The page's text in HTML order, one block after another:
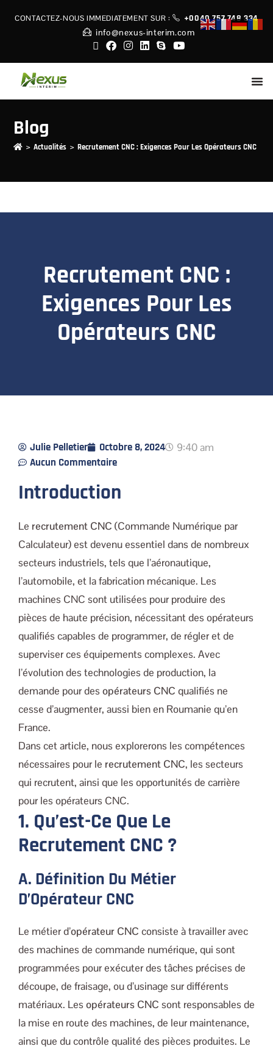
CONTACTEZ-NOUS IMMEDIATEMENT SUR :
+0040 757 748 334
info@nexus-interim.com
Blog
> Actualités > Recrutement CNC : Exigences Pour Les Opérateurs CNC
Recrutement CNC :
Exigences Pour Les
Opérateurs CNC
Julie Pelletier Octobre 8, 2024
9:40 am
Aucun Commentaire
Introduction
Le recrutement CNC (Commande Numérique par
Calculateur) est devenu essentiel dans de nombreux
secteurs industriels, tels que l’aéronautique,
l’automobile, et la fabrication mécanique. Les
machines CNC sont utilisées pour produire des
pièces de haute précision, nécessitant des opérateurs
qualifiés capables de programmer, de régler et de
superviser ces équipements complexes. Avec
l’évolution des technologies de production, la
demande pour des opérateurs CNC qualifiés ne
cesse d’augmenter, aussi bien en Roumanie qu’en
France.
Dans cet article, nous explorerons les compétences
nécessaires pour le recrutement CNC, les secteurs
qui recrutent, ainsi que les opportunités de carrière
pour les opérateurs CNC.
1. Qu’est-Ce Que Le
Recrutement CNC ?
A. Définition Du Métier
D’Opérateur CNC
Le métier d’opérateur CNC consiste à travailler avec
des machines de commande numérique, qui sont
programmées pour exécuter des tâches précises de
découpe, de fraisage, ou d’usinage sur différents
matériaux. Les opérateurs CNC sont responsables de
la mise en route des machines, de leur maintenance,
ainsi que du contrôle qualité des pièces produites. Le